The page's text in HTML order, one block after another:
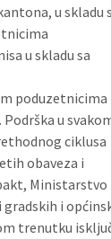
u skladu
u skladu sa
poduzetnicima
u
ciklusa
obaveza i
Ministarstvo
i
trenutku